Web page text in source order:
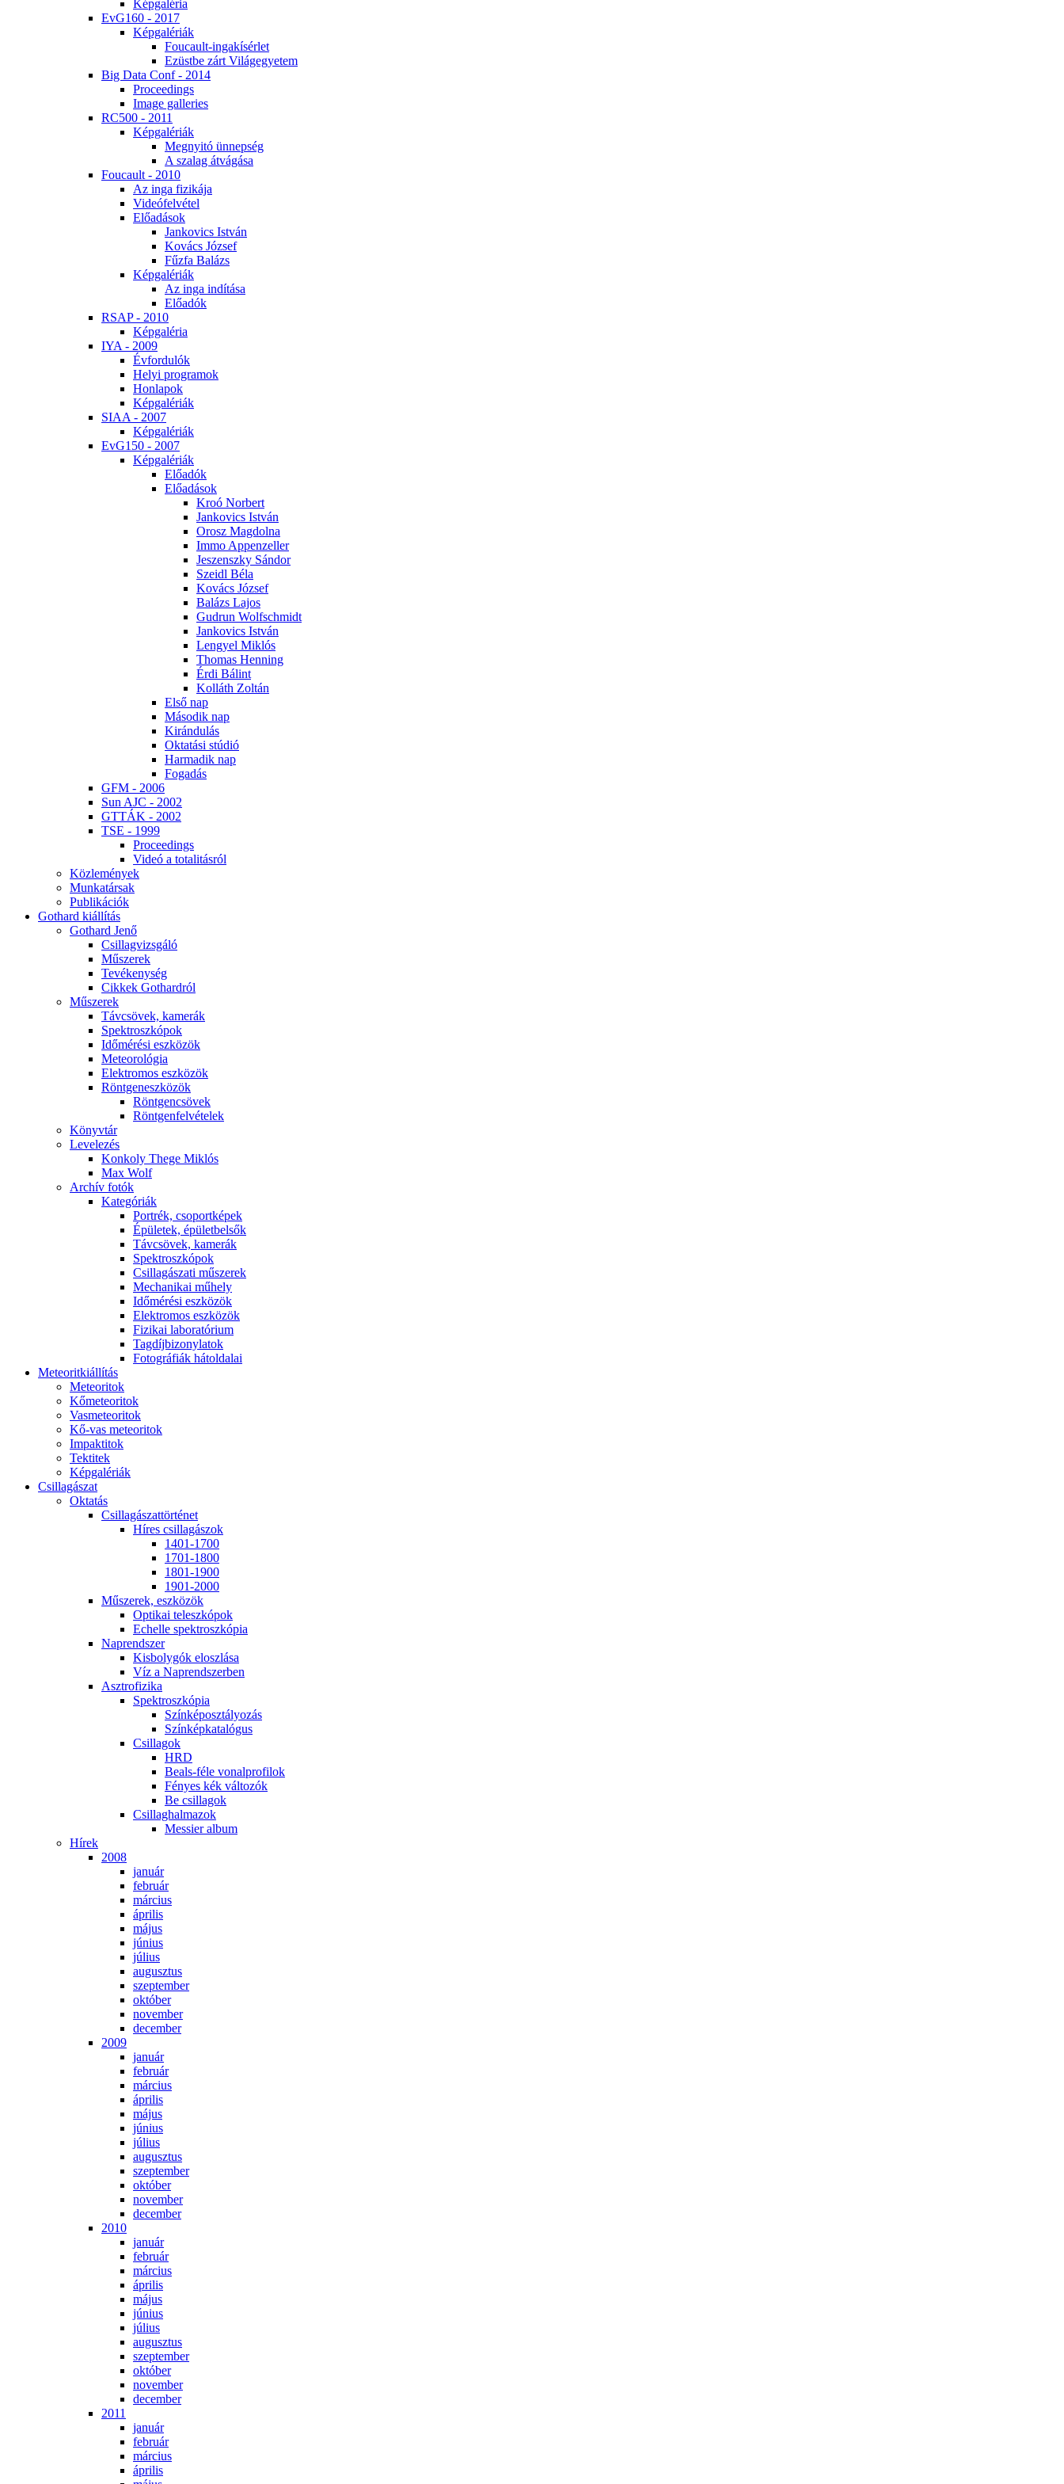
Kép­ga­lé­ria
EvG160 - 2017
Kép­ga­lé­ri­ák
Fo­u­ca­ult-in­ga­kí­sér­let
Ezüst­be zárt Vi­lág­egye­tem
Big Da­ta Conf - 2014
Pro­ce­e­dings
Image gal­le­ri­es
RC500 - 2011
Kép­ga­lé­ri­ák
Meg­nyi­tó ün­nep­ség
A sza­lag át­vá­gá­sa
Fo­u­ca­ult - 2010
Az in­ga fi­zi­ká­ja
Vi­de­ó­fel­vé­tel
Elő­adá­sok
Jan­ko­vics Ist­ván
Ko­vács Jó­zsef
Fűz­fa Ba­lázs
Kép­ga­lé­ri­ák
Az in­ga in­dí­tá­sa
Elő­adók
RSAP - 2010
Kép­ga­lé­ria
IYA - 2009
Év­for­du­lók
He­lyi prog­ra­mok
Hon­la­pok
Kép­ga­lé­ri­ák
SI­AA - 2007
Kép­ga­lé­ri­ák
EvG150 - 2007
Kép­ga­lé­ri­ák
Elő­adók
Elő­adá­sok
Kroó Nor­bert
Jan­ko­vics Ist­ván
Orosz Mag­dol­na
Im­mo Ap­pen­zel­ler
Je­szensz­ky Sán­dor
Szeidl Bé­la
Ko­vács Jó­zsef
Ba­lázs La­jos
Gud­run Wolfsch­midt
Jan­ko­vics Ist­ván
Len­gyel Mik­lós
Tho­mas Hen­ning
Ér­di Bá­lint
Kol­láth Zol­tán
El­ső nap
Má­so­dik nap
Ki­rán­du­lás
Ok­ta­tá­si stú­dió
Har­ma­dik nap
Fo­ga­dás
GFM - 2006
Sun AJC - 2002
GT­TÁK - 2002
TSE - 1999
Pro­ce­e­dings
Vi­deó a to­ta­li­tás­ról
Köz­le­mé­nyek
Mun­ka­tár­sak
Pub­li­ká­ci­ók
Got­hard ki­ál­lí­tás
Got­hard Je­nő
Csil­lag­vizs­gá­ló
Mű­sze­rek
Te­vé­keny­ség
Cik­kek Got­hard­ról
Mű­sze­rek
Táv­csö­vek, ka­me­rák
Spekt­rosz­kó­pok
Idő­mé­ré­si esz­kö­zök
Me­te­o­ro­ló­gia
Elekt­ro­mos esz­kö­zök
Rönt­gen­esz­kö­zök
Rönt­gen­csö­vek
Rönt­gen­fel­vé­te­lek
Könyv­tár
Le­ve­le­zés
Kon­koly The­ge Mik­lós
Max Wolf
Ar­chív fo­tók
Ka­te­gó­ri­ák
Port­rék, cso­port­ké­pek
Épü­le­tek, épü­let­bel­sők
Táv­csö­vek, ka­me­rák
Spekt­rosz­kó­pok
Csil­la­gá­sza­ti mű­sze­rek
Me­cha­ni­kai mű­hely
Idő­mé­ré­si esz­kö­zök
Elekt­ro­mos esz­kö­zök
Fi­zi­kai la­bo­ra­tó­ri­um
Tag­díj­bi­zony­la­tok
Fo­tog­rá­fi­ák hát­ol­da­lai
Me­te­o­rit­ki­ál­lí­tás
Me­te­o­ri­tok
Kő­me­te­o­ri­tok
Vas­me­te­o­ri­tok
Kő-vas me­te­o­ri­tok
Imp­ak­ti­tok
Tek­ti­tek
Kép­ga­lé­ri­ák
Csil­la­gá­szat
Ok­ta­tás
Csil­la­gá­szat­tör­té­net
Hí­res csil­la­gá­szok
1401-1700
1701-1800
1801-1900
1901-2000
Mű­sze­rek, esz­kö­zök
Op­ti­kai te­lesz­kó­pok
Echel­le spekt­rosz­kó­pia
Nap­rend­szer
Kis­boly­gók el­osz­lá­sa
Víz a Nap­rend­szer­ben
Aszt­ro­fi­zi­ka
Spekt­rosz­kó­pia
Szín­kép­osz­tá­lyo­zás
Szín­kép­ka­ta­ló­gus
Csil­la­gok
HRD
Be­als-fé­le vo­nal­pro­fi­lok
Fé­nyes kék vál­to­zók
Be csil­la­gok
Csil­lag­hal­ma­zok
Mes­si­er al­bum
Hí­rek
2008
ja­nu­ár
feb­ru­ár
már­ci­us
áp­ri­lis
má­jus
jú­ni­us
jú­li­us
au­gusz­tus
szep­tem­ber
ok­tó­ber
no­vem­ber
de­cem­ber
2009
ja­nu­ár
feb­ru­ár
már­ci­us
áp­ri­lis
má­jus
jú­ni­us
jú­li­us
au­gusz­tus
szep­tem­ber
ok­tó­ber
no­vem­ber
de­cem­ber
2010
ja­nu­ár
feb­ru­ár
már­ci­us
áp­ri­lis
má­jus
jú­ni­us
jú­li­us
au­gusz­tus
szep­tem­ber
ok­tó­ber
no­vem­ber
de­cem­ber
2011
ja­nu­ár
feb­ru­ár
már­ci­us
áp­ri­lis